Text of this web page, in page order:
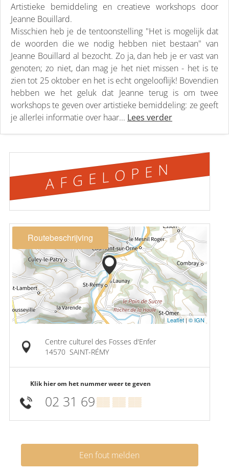
Artistieke bemiddeling en creatieve workshops door
Jeanne Bouillard.
Misschien heb je de tentoonstelling "Het is mogelijk dat
de woorden die we nodig hebben niet bestaan" van
Jeanne Bouillard al bezocht. Zo ja, dan heb je er vast van
genoten; zo niet, dan mag je het niet missen - het is te
zien tot 25 oktober en het is echt ongelooflijk! Bovendien
hebben we het geluk dat Jeanne terug is om twee
workshops te geven over artistieke bemiddeling: ze geeft
je allerlei informatie over haar... Lees verder
AFGELOPEN
Routebeschrijving
Leaflet|© IGN
Centre culturel des Fosses d'Enfer
14570 SAINT-RÉMY
Klik hier om het nummer weer te geven
02 31 69▒▒ ▒▒ ▒▒
Een fout melden